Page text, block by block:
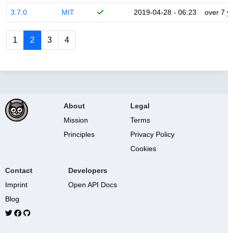
3.7.0 MIT 2019-04-28 - 06:23 over 7
1 2 3 4
About
Mission
Principles
Legal
Terms
Privacy Policy
Cookies
Contact
Imprint
Blog
Developers
Open API Docs